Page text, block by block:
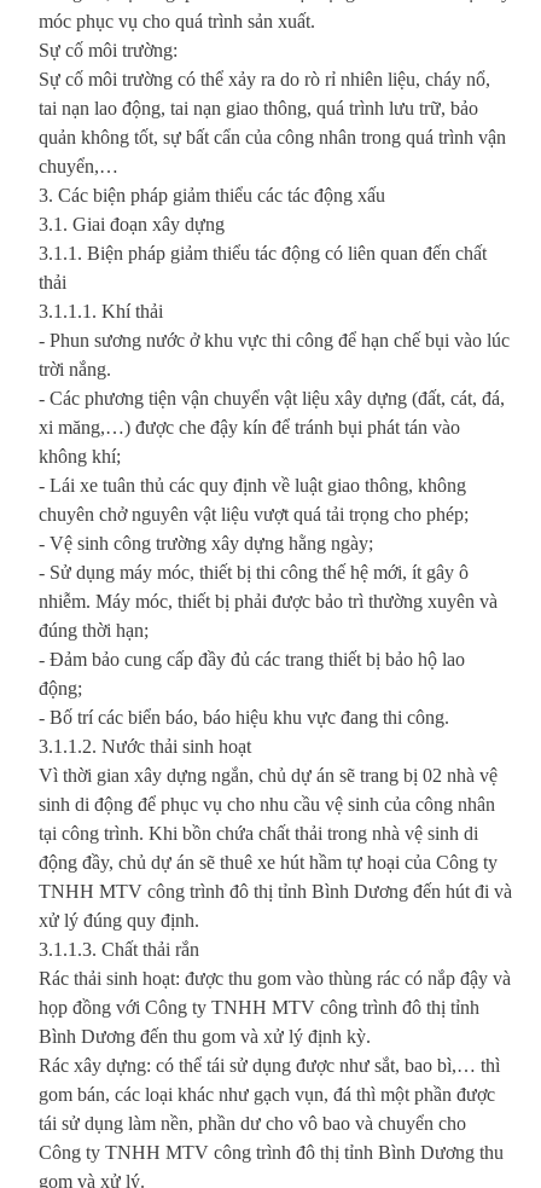
móc phục vụ cho quá trình sản xuất.
Sự cố môi trường:
Sự cố môi trường có thể xảy ra do rò rỉ nhiên liệu, cháy nổ,
tai nạn lao động, tai nạn giao thông, quá trình lưu trữ, bảo
quản không tốt, sự bất cẩn của công nhân trong quá trình vận
chuyển,…
3. Các biện pháp giảm thiểu các tác động xấu
3.1. Giai đoạn xây dựng
3.1.1. Biện pháp giảm thiểu tác động có liên quan đến chất
thải
3.1.1.1. Khí thải
- Phun sương nước ở khu vực thi công để hạn chế bụi vào lúc
trời nắng.
- Các phương tiện vận chuyển vật liệu xây dựng (đất, cát, đá,
xi măng,…) được che đậy kín để tránh bụi phát tán vào
không khí;
- Lái xe tuân thủ các quy định về luật giao thông, không
chuyên chở nguyên vật liệu vượt quá tải trọng cho phép;
- Vệ sinh công trường xây dựng hằng ngày;
- Sử dụng máy móc, thiết bị thi công thế hệ mới, ít gây ô
nhiễm. Máy móc, thiết bị phải được bảo trì thường xuyên và
đúng thời hạn;
- Đảm bảo cung cấp đầy đủ các trang thiết bị bảo hộ lao
động;
- Bố trí các biển báo, báo hiệu khu vực đang thi công.
3.1.1.2. Nước thải sinh hoạt
Vì thời gian xây dựng ngắn, chủ dự án sẽ trang bị 02 nhà vệ
sinh di động để phục vụ cho nhu cầu vệ sinh của công nhân
tại công trình. Khi bồn chứa chất thải trong nhà vệ sinh di
động đầy, chủ dự án sẽ thuê xe hút hầm tự hoại của Công ty
TNHH MTV công trình đô thị tỉnh Bình Dương đến hút đi và
xử lý đúng quy định.
3.1.1.3. Chất thải rắn
Rác thải sinh hoạt: được thu gom vào thùng rác có nắp đậy và
họp đồng với Công ty TNHH MTV công trình đô thị tỉnh
Bình Dương đến thu gom và xử lý định kỳ.
Rác xây dựng: có thể tái sử dụng được như sắt, bao bì,… thì
gom bán, các loại khác như gạch vụn, đá thì một phần được
tái sử dụng làm nền, phần dư cho vô bao và chuyển cho
Công ty TNHH MTV công trình đô thị tỉnh Bình Dương thu
gom và xử lý.